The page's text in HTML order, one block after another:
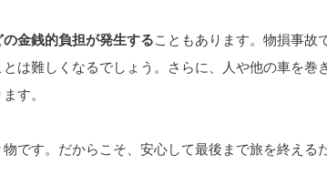
金銭的負担が発生することもあります。物損事故
は難しくなるでしょう。さらに、人や他の車を巻
す。
です。だからこそ、安心して最後まで旅を終える